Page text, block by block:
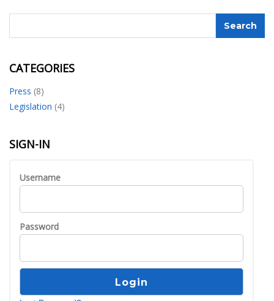
CATEGORIES
Press (8)
Legislation (4)
SIGN-IN
Username
Password